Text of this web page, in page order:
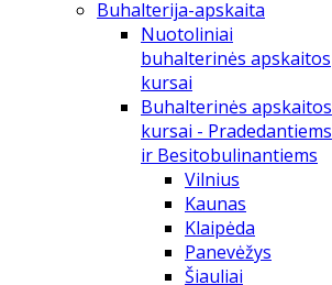
Buhalterija-apskaita
Nuotoliniai
buhalterinės apskaitos
kursai
Buhalterinės apskaitos
kursai - Pradedantiems
ir Besitobulinantiems
Vilnius
Kaunas
Klaipėda
Panevėžys
Šiauliai